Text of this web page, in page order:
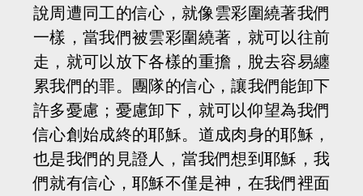
說周遭同工的信心，就像雲彩圍繞著我們
一樣，當我們被雲彩圍繞著，就可以往前
走，就可以放下各樣的重擔，脫去容易纏
累我們的罪。團隊的信心，讓我們能卸下
許多憂慮；憂慮卸下，就可以仰望為我們
信心創始成終的耶穌。道成肉身的耶穌，
也是我們的見證人，當我們想到耶穌，我
們就有信心，耶穌不僅是神，在我們裡面